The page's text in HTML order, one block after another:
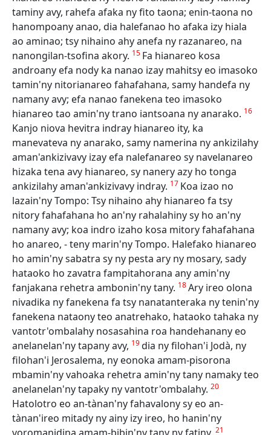
taminy avy, rahefa afaka ny fito taona; enin-taona no
hanompoany anao, dia halefanao ho afaka izy hiala
ao aminao; tsy nihaino ahy anefa ny razanareo, na
nanongilan-tsofina akory. 15 Fa hianareo kosa
androany efa nody ka nanao izay mahitsy eo imasoko
tamin'ny nitorianareo fahafahana, samy handefa ny
namany avy; efa nanao fanekena teo imasoko
hianareo tao amin'ny trano iantsoana ny anarako. 16
Kanjo niova hevitra indray hianareo ity, ka
manevateva ny anarako, samy namerina ny ankizilahy
aman'ankizivavy izay efa nalefanareo sy navelanareo
hizaka tena avy hianareo, sy nanery azy ho tonga
ankizilahy aman'ankizivavy indray. 17 Koa izao no
lazain'ny Tompo: Tsy nihaino ahy hianareo fa tsy
nitory fahafahana ho an'ny rahalahiny sy ho an'ny
namany avy; koa indro izaho kosa mitory fahafahana
ho anareo, - teny marin'ny Tompo. Halefako hianareo
ho amin'ny sabatra sy ny pesta ary ny mosary, sady
hataoko ho zavatra fampitahorana any amin'ny
fanjakana rehetra ambonin'ny tany. 18Ary ireo olona
nivadika ny fanekena fa tsy nanatanteraka ny tenin'ny
fanekena nataony teo anatrehako, hataoko tahaka ny
vantotr'ombalahy nosasahina roa handehanany eo
anelanelan'ny tapany avy, 19dia ny filohan'i Jodà, ny
filohan'i Jerosalema, ny eonoka amam-pisorona
mbamin'ny vahoaka rehetra amin'ny tany namaky teo
anelanelan'ny tapaky ny vantotr'ombalahy. 20
Hatolotro eo an-tànan'ny fahavalony sy eo an-
tànan'ireo mitady ny ainy izy ireo, ho hanin'ny
21